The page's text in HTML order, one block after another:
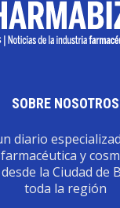
SOBRE NOSOTROS
diario
y
la Ciudad de
toda la región